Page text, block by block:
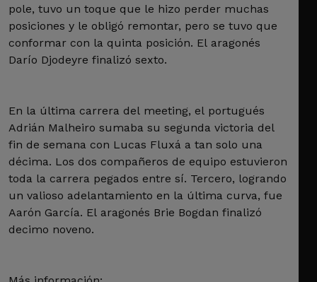
pole, tuvo un toque que le hizo perder muchas
posiciones y le obligó remontar, pero se tuvo que
conformar con la quinta posición. El aragonés
Darío Djodeyre finalizó sexto.
En la última carrera del meeting, el portugués
Adrián Malheiro sumaba su segunda victoria del
fin de semana con Lucas Fluxá a tan solo una
décima. Los dos compañeros de equipo estuvieron
toda la carrera pegados entre sí. Tercero, logrando
un valioso adelantamiento en la última curva, fue
Aarón García. El aragonés Brie Bogdan finalizó
decimo noveno.